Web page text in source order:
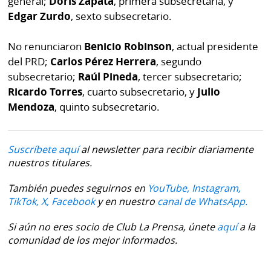
Edgar Zurdo, sexto subsecretario.
No renunciaron Benicio Robinson, actual presidente
del PRD; Carlos Pérez Herrera, segundo
subsecretario; Raúl Pineda, tercer subsecretario;
Ricardo Torres, cuarto subsecretario, y Julio
Mendoza, quinto subsecretario.
Suscríbete aquíal newsletter para recibir diariamente
nuestros titulares.
También puedes seguirnos en YouTube, Instagram,
TikTok, X, Facebooky en nuestro canal de WhatsApp.
Si aún no eres socio de Club La Prensa, úneteaquía la
comunidad de los mejor informados.